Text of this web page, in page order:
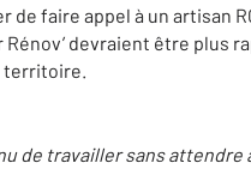
faire appel à un artisan
devraient être plus
territoire.
de travailler sans attendre